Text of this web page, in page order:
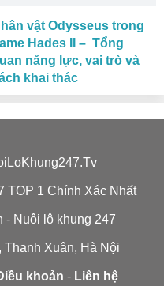
vật Odysseus trong
Hades II – Tổng
năng lực, vai trò và
khai thác
TOP 1 Chính Xác Nhất
- Nuôi lô khung 247
Xuân, Hà Nội
khoản - Liên hệ